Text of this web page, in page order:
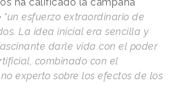
“un esfuerzo extraordinario de
La idea inicial era sencilla y
darle vida con el poder
combinado con el
experto sobre los efectos de los